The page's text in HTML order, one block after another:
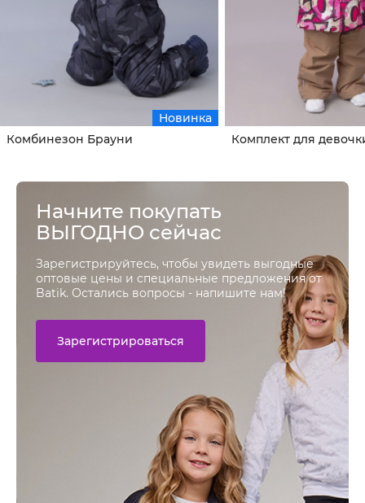
Новинка
Комбинезон Брауни
Комплект для
Начните покупать
ВЫГОДНО сейчас
Зарегистрируйтесь, чтобы увидеть выгодные
оптовые цены и специальные предложения от
Batik. Остались вопросы - напишите нам!
Зарегистрироваться